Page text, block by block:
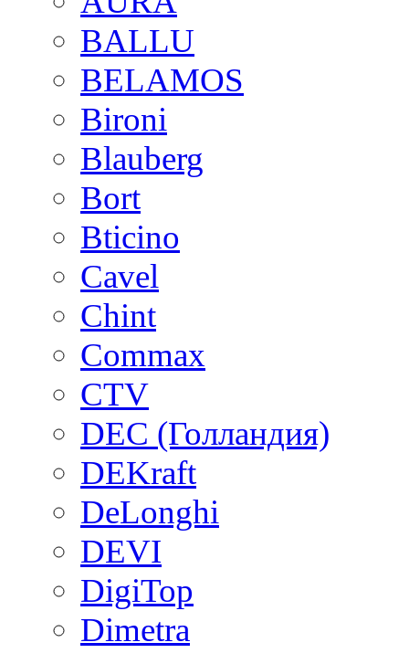
BALLU
BELAMOS
Bironi
Blauberg
Bort
Bticino
Cavel
Chint
Commax
CTV
DEC (Голландия)
DEKraft
DeLonghi
DEVI
DigiTop
Dimetra